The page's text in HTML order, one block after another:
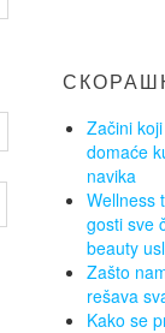
Začini
domaće
navika
Wellness
gosti sve
beauty
Zašto
rešava
Kako se